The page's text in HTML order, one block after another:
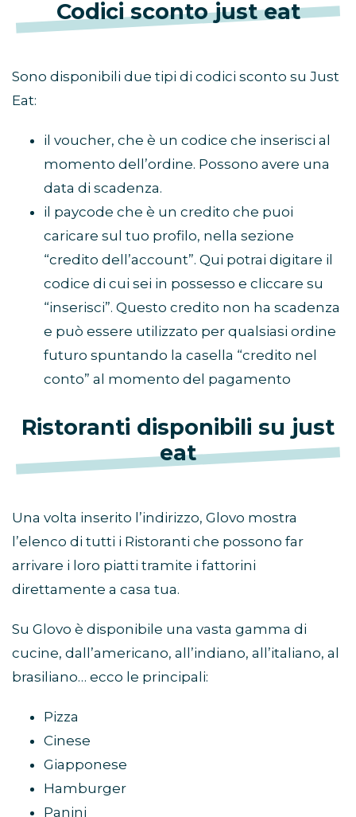
Codici sconto just eat
Sono disponibili due tipi di codici sconto su Just
Eat:
il voucher, che è un codice che inserisci al
momento dell’ordine. Possono avere una
data di scadenza.
il paycode che è un credito che puoi
caricare sul tuo profilo, nella sezione
“credito dell’account”. Qui potrai digitare il
codice di cui sei in possesso e cliccare su
“inserisci”. Questo credito non ha scadenza
e può essere utilizzato per qualsiasi ordine
futuro spuntando la casella “credito nel
conto” al momento del pagamento
Ristoranti disponibili su just
eat
Una volta inserito l’indirizzo, Glovo mostra
l’elenco di tutti i Ristoranti che possono far
arrivare i loro piatti tramite i fattorini
direttamente a casa tua.
Su Glovo è disponibile una vasta gamma di
cucine, dall’americano, all’indiano, all’italiano, al
brasiliano… ecco le principali:
Pizza
Cinese
Giapponese
Hamburger
Panini